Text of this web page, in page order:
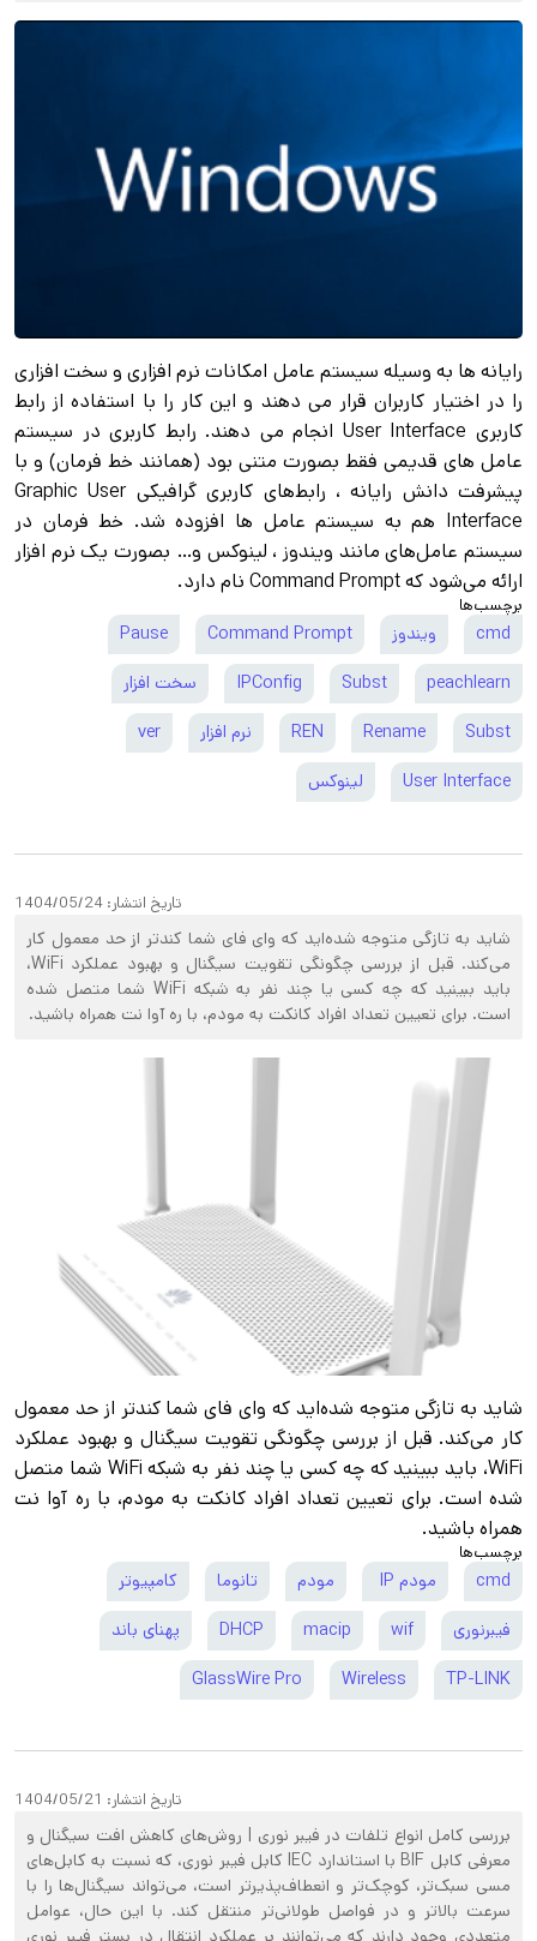
رایانه‌ ها به وسیله سیستم عامل امکانات نرم افزاری و سخت افزاری
را در اختیار کاربران قرار می‌ دهند و این کار را با استفاده از رابط
کاربری User Interface انجام می‌ دهند. رابط کاربری در سیستم
عامل‌ های قدیمی فقط بصورت متنی بود (همانند خط فرمان) و با
پیشرفت دانش رایانه ، رابط‌های کاربری گرافیکی Graphic User
Interface هم به سیستم عامل‌ ها افزوده شد. خط فرمان در
سیستم عامل‌های مانند ویندوز ، لینوکس و… بصورت یک نرم افزار
ارائه می‌شود که Command Prompt نام دارد.
برچسب‌ها
cmd ویندوز Command Prompt
Pause
peachlearn
Subst
IPConfig سخت افزار
Subst
Rename
REN نرم افزار ver
User Interface لینوکس
تاریخ انتشار: 1404/05/24
شاید به تازگی متوجه شده‌اید که وای فای شما کندتر از حد معمول کار
می‌کند. قبل از بررسی چگونگی تقویت سیگنال و بهبود عملکرد WiFi،
باید ببینید که چه کسی یا چند نفر به شبکه WiFi شما متصل شده
است. برای تعیین تعداد افراد کانکت به مودم، با ره آوا نت همراه باشید.
شاید به تازگی متوجه شده‌اید که وای فای شما کندتر از حد معمول
کار می‌کند. قبل از بررسی چگونگی تقویت سیگنال و بهبود عملکرد
WiFi، باید ببینید که چه کسی یا چند نفر به شبکه WiFi شما متصل
شده است. برای تعیین تعداد افراد کانکت به مودم، با ره آوا نت
همراه باشید.
برچسب‌ها
cmd مودم IP مودم تانوما کامپیوتر
فیبرنوری wif
macip
DHCP پهنای باند
TP-LINK
Wireless
GlassWire Pro
تاریخ انتشار: 1404/05/21
بررسی کامل انواع تلفات در فیبر نوری | روش‌های کاهش افت سیگنال و
معرفی کابل BIF با استاندارد IEC کابل فیبر نوری، که نسبت به کابل‌های
مسی سبک‌تر، کوچک‌تر و انعطاف‌پذیرتر است، می‌تواند سیگنال‌ها را با
سرعت بالاتر و در فواصل طولانی‌تر منتقل کند. با این حال، عوامل
متعددی وجود دارند که می‌توانند بر عملکرد انتقال در بستر فیبر نوری